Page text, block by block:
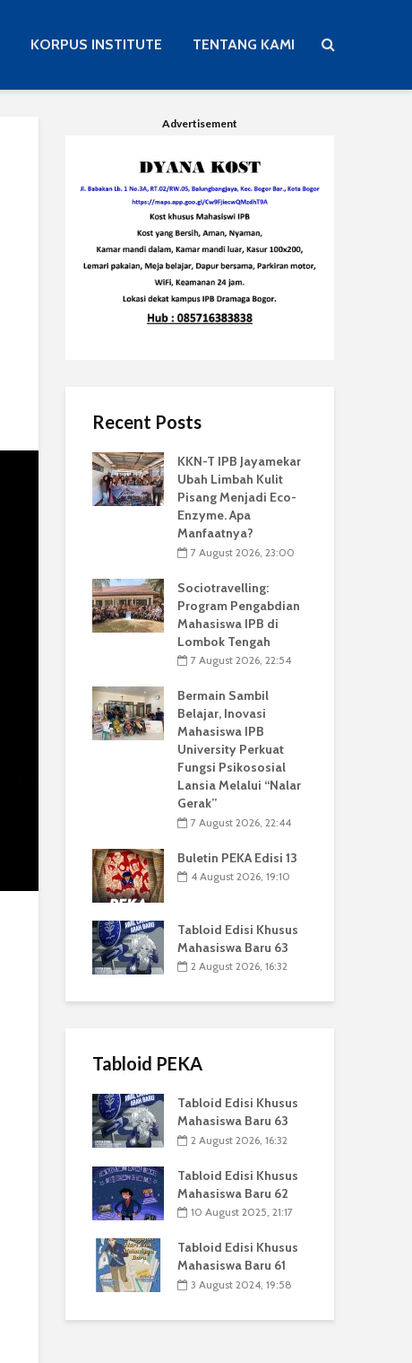
KORPUS INSTITUTE TENTANG KAMI
Advertisement
Recent Posts
KKN-T IPB Jayamekar
Ubah Limbah Kulit
Pisang Menjadi Eco-
Enzyme. Apa
Manfaatnya?
7 August 2026, 23:00
Sociotravelling:
Program Pengabdian
Mahasiswa IPB di
Lombok Tengah
7 August 2026, 22:54
Bermain Sambil
Belajar, Inovasi
Mahasiswa IPB
University Perkuat
Fungsi Psikososial
Lansia Melalui “Nalar
Gerak”
7 August 2026, 22:44
Buletin PEKA Edisi 13
4 August 2026, 19:10
Tabloid Edisi Khusus
Mahasiswa Baru 63
2 August 2026, 16:32
Tabloid PEKA
Tabloid Edisi Khusus
Mahasiswa Baru 63
2 August 2026, 16:32
Tabloid Edisi Khusus
Mahasiswa Baru 62
10 August 2025, 21:17
Tabloid Edisi Khusus
Mahasiswa Baru 61
3 August 2024, 19:58